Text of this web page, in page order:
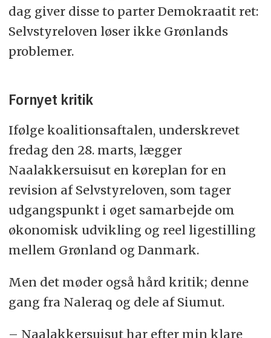
Fredag den 19. september: Efterårssamlingen
åbner
kurt@sermitsaq.gl
dag giver disse to parter Demokraatit ret:
Selvstyreloven løser ikke Grønlands
problemer.
Fornyet kritik
Ifølge koalitionsaftalen, underskrevet
fredag den 28. marts, lægger
Naalakkersuisut en køreplan for en
revision af Selvstyreloven, som tager
udgangspunkt i øget samarbejde om
økonomisk udvikling og reel ligestilling
mellem Grønland og Danmark.
Men det møder også hård kritik; denne
gang fra Naleraq og dele af Siumut.
– Naalakkersuisut har efter min klare